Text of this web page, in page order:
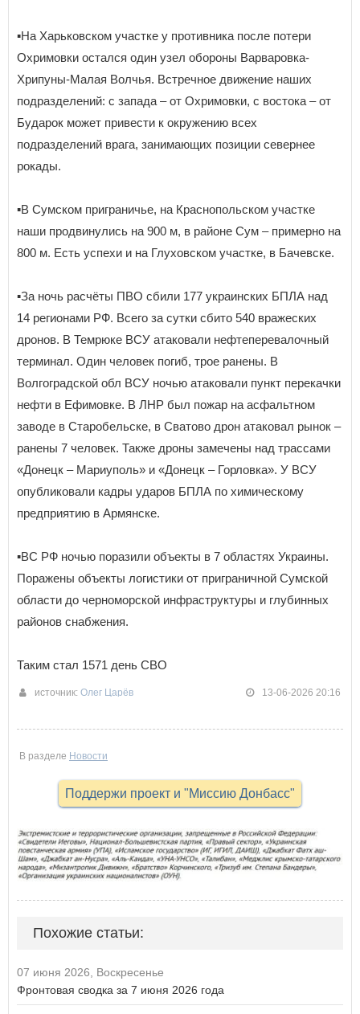
▪️На Харьковском участке у противника после потери
Охримовки остался один узел обороны Варваровка-
Хрипуны-Малая Волчья. Встречное движение наших
подразделений: с запада – от Охримовки, с востока – от
Бударок может привести к окружению всех
подразделений врага, занимающих позиции севернее
рокады.
▪️В Сумском приграничье, на Краснопольском участке
наши продвинулись на 900 м, в районе Сум – примерно на
800 м. Есть успехи и на Глуховском участке, в Бачевске.
▪️За ночь расчёты ПВО сбили 177 украинских БПЛА над
14 регионами РФ. Всего за сутки сбито 540 вражеских
дронов. В Темрюке ВСУ атаковали нефтеперевалочный
терминал. Один человек погиб, трое ранены. В
Волгоградской обл ВСУ ночью атаковали пункт перекачки
нефти в Ефимовке. В ЛНР был пожар на асфальтном
заводе в Старобельске, в Сватово дрон атаковал рынок –
ранены 7 человек. Также дроны замечены над трассами
«Донецк – Мариуполь» и «Донецк – Горловка». У ВСУ
опубликовали кадры ударов БПЛА по химическому
предприятию в Армянске.
▪️ВС РФ ночью поразили объекты в 7 областях Украины.
Поражены объекты логистики от приграничной Сумской
области до черноморской инфраструктуры и глубинных
районов снабжения.
Таким стал 1571 день СВО
источник: Олег Царёв 13-06-2026 20:16
В разделе Новости
Поддержи проект и "Миссию Донбасс"
Похожие статьи:
07 июня 2026, Воскресенье
Фронтовая сводка за 7 июня 2026 года